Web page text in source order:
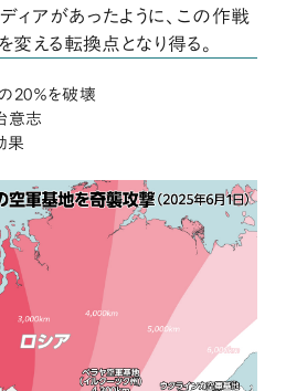
ィアがあったように、この作戦
える転換点となり得る。
20％を破壊
意志
果